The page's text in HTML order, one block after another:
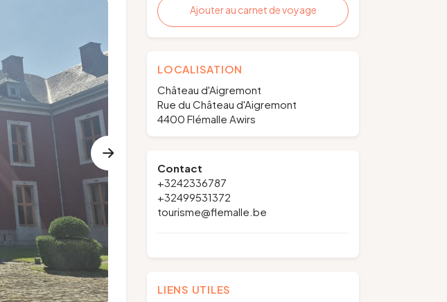
Ajouter au carnet de voyage
LOCALISATION
Château d'Aigremont
Rue du Château d'Aigremont
4400 Flémalle Awirs
Contact
+3242336787
+32499531372
tourisme@flemalle.be
LIENS UTILES